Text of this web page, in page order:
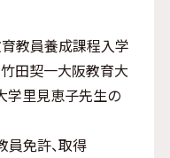
教員養成課程入学
田契一大阪教育大
学里見恵子先生の
員免許、取得